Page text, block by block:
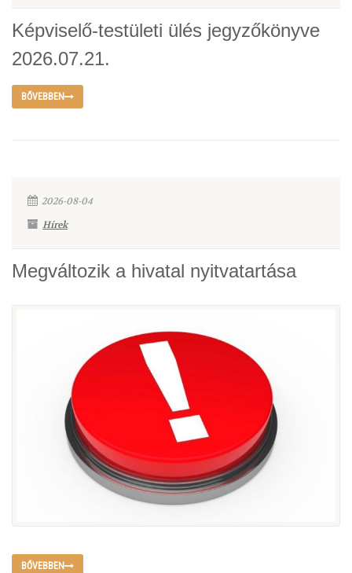
Képviselő-testületi ülés jegyzőkönyve
2026.07.21.
BŐVEBBEN
2026-08-04
Hírek
Megváltozik a hivatal nyitvatartása
BŐVEBBEN